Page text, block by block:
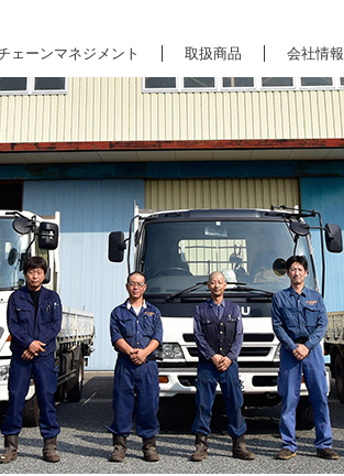
ェーンマネジメント 取扱商品 会社情報